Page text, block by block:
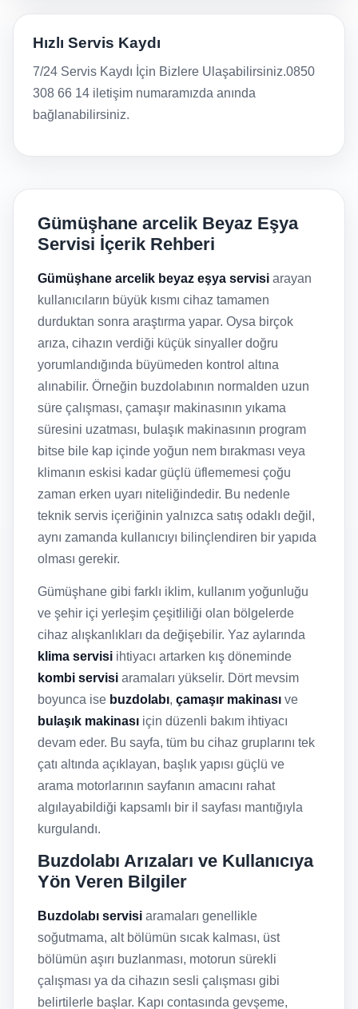
Hızlı Servis Kaydı
7/24 Servis Kaydı İçin Bizlere Ulaşabilirsiniz.0850
308 66 14 iletişim numaramızda anında
bağlanabilirsiniz.
Gümüşhane arcelik Beyaz Eşya
Servisi İçerik Rehberi
Gümüşhane arcelik beyaz eşya servisi arayan
kullanıcıların büyük kısmı cihaz tamamen
durduktan sonra araştırma yapar. Oysa birçok
arıza, cihazın verdiği küçük sinyaller doğru
yorumlandığında büyümeden kontrol altına
alınabilir. Örneğin buzdolabının normalden uzun
süre çalışması, çamaşır makinasının yıkama
süresini uzatması, bulaşık makinasının program
bitse bile kap içinde yoğun nem bırakması veya
klimanın eskisi kadar güçlü üflememesi çoğu
zaman erken uyarı niteliğindedir. Bu nedenle
teknik servis içeriğinin yalnızca satış odaklı değil,
aynı zamanda kullanıcıyı bilinçlendiren bir yapıda
olması gerekir.
Gümüşhane gibi farklı iklim, kullanım yoğunluğu
ve şehir içi yerleşim çeşitliliği olan bölgelerde
cihaz alışkanlıkları da değişebilir. Yaz aylarında
klima servisi ihtiyacı artarken kış döneminde
kombi servisi aramaları yükselir. Dört mevsim
boyunca ise buzdolabı, çamaşır makinası ve
bulaşık makinası için düzenli bakım ihtiyacı
devam eder. Bu sayfa, tüm bu cihaz gruplarını tek
çatı altında açıklayan, başlık yapısı güçlü ve
arama motorlarının sayfanın amacını rahat
algılayabildiği kapsamlı bir il sayfası mantığıyla
kurgulandı.
Buzdolabı Arızaları ve Kullanıcıya
Yön Veren Bilgiler
Buzdolabı servisi aramaları genellikle
soğutmama, alt bölümün sıcak kalması, üst
bölümün aşırı buzlanması, motorun sürekli
çalışması ya da cihazın sesli çalışması gibi
belirtilerle başlar. Kapı contasında gevşeme,